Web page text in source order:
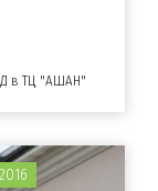
в ТЦ "АШАН"
2016